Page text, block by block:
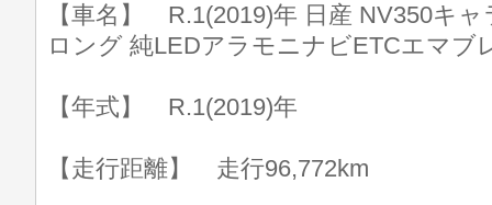
【車名】 R.1(2019)年 日産 NV350キ
ロング 純LEDアラモニナビETCエマブ
【年式】 R.1(2019)年
【走行距離】 走行96,772km